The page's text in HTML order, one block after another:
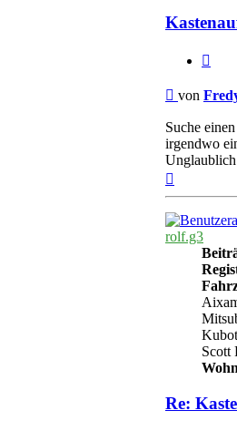
Beitrag
von
Suche
irgendwo
rolf.g3
Scott
Re: